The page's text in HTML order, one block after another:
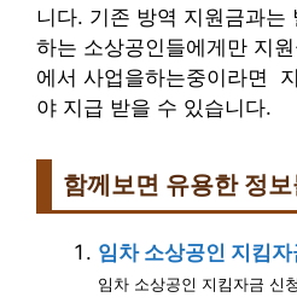
니다. 기존 방역 지원금과는
하는 소상공인들에게만 지
에서 사업을하는중이라면
야 지급 받을 수 있습니다.
함께보면 유용한 정
임차 소상공인 지킴
임차 소상공인 지킴자금 신